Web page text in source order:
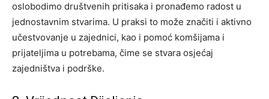
oslobodimo društvenih pritisaka i pronađemo radost u
jednostavnim stvarima. U praksi to može značiti i aktivno
učestvovanje u zajednici, kao i pomoć komšijama i
prijateljima u potrebama, čime se stvara osjećaj
zajedništva i podrške.